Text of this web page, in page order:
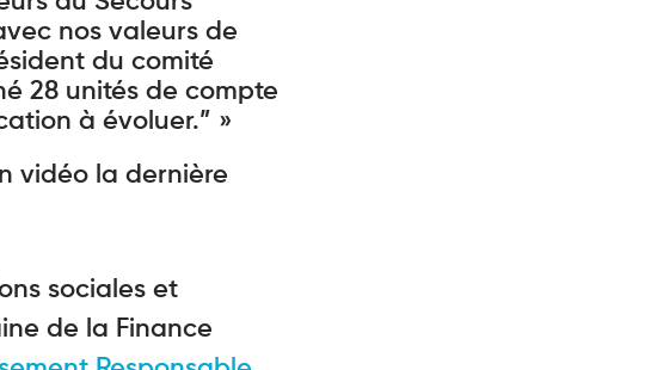
nos valeurs de
du comité
28 unités de compte
à évoluer.” »
vidéo la dernière
sociales et
de la Finance